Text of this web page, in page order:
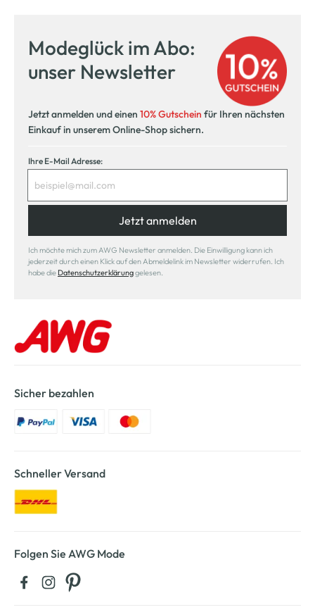
Modeglück im Abo:
unser Newsletter
Jetzt anmelden und einen 10% Gutschein für Ihren nächsten
Einkauf in unserem Online-Shop sichern.
Ihre E-Mail Adresse:
Jetzt anmelden
Ich möchte mich zum AWG Newsletter anmelden. Die Einwilligung kann ich
jederzeit durch einen Klick auf den Abmeldelink im Newsletter widerrufen. Ich
habe die Datenschutzerklärunggelesen.
Sicher bezahlen
Schneller Versand
Folgen Sie AWG Mode